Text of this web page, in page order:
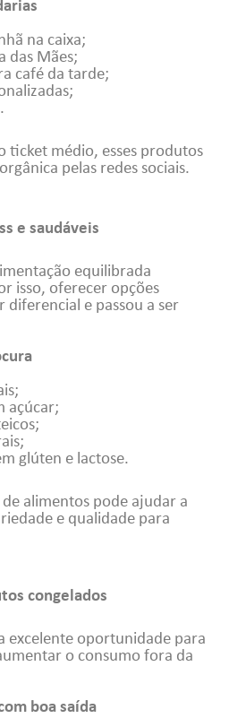
na caixa;
das Mães;
café da tarde;
ticket médio, esses produtos
pelas redes sociais.
e saudáveis
equilibrada
isso, oferecer opções
diferencial e passou a ser
açúcar;
glúten e lactose.
alimentos pode ajudar a
e qualidade para
congelados
excelente oportunidade para
o consumo fora da
boa saída